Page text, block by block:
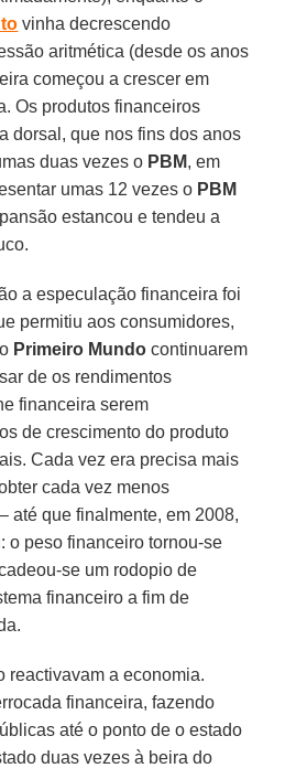
vinha decrescendo
aritmética (desde os anos
começou a crescer em
Os produtos financeiros
dorsal, que nos fins dos anos
duas vezes o PBM, em
umas 12 vezes o PBM
estancou e tendeu a
a especulação financeira foi
permitiu aos consumidores,
Primeiro Mundo continuarem
de os rendimentos
financeira serem
de crescimento do produto
Cada vez era precisa mais
cada vez menos
até que finalmente, em 2008,
o peso financeiro tornou-se
se um rodopio de
financeiro a fim de
reactivavam a economia.
financeira, fazendo
até o ponto de o estado
duas vezes à beira do